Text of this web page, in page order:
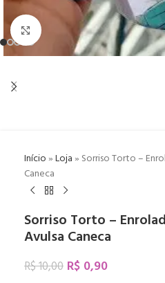
Click to enlarge
Início»Loja» Sorriso Torto –
Caneca
Sorriso Torto –
Avulsa Caneca
R$10,00 R$ 0,90